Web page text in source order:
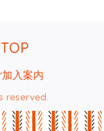
加入案内
reserved.